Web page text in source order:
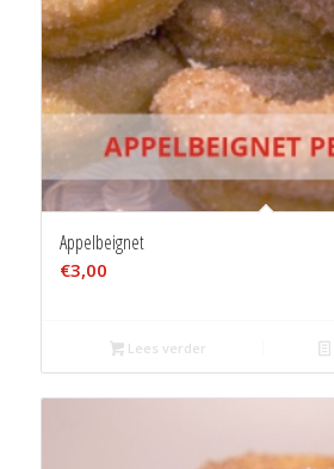
Appelbeignet
€3,00
Lees verder